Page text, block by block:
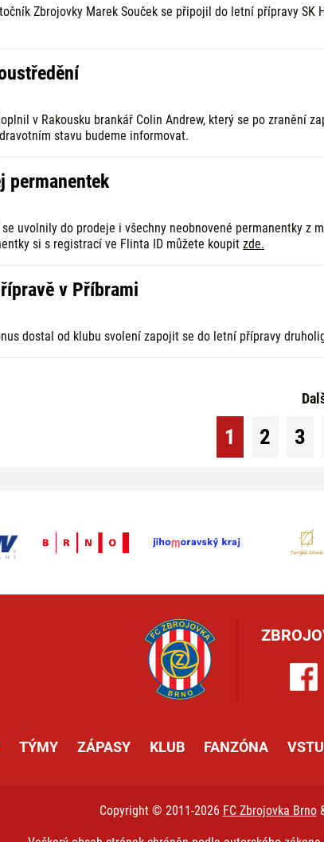
Zbrojovky Marek Souček se připojil do letní přípravy
v Rakousku brankář Colin Andrew, který se po zranění
stavu budeme informovat.
permanentek
uvolnily do prodeje i všechny neobnovené permanentky
si s registrací ve Flinta ID můžete koupit zde.
v Příbrami
dostal od klubu svolení zapojit se do letní přípravy
1 2 3
TÝMY ZÁPASY KLUB FANZÓNA
Copyright © 2011-2026 FC Zbrojovka Brno